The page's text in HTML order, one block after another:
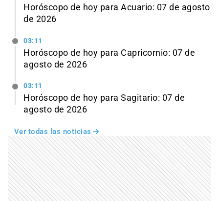
Horóscopo de hoy para Acuario: 07 de agosto
de 2026
03:11
Horóscopo de hoy para Capricornio: 07 de
agosto de 2026
03:11
Horóscopo de hoy para Sagitario: 07 de
agosto de 2026
Ver todas las noticias